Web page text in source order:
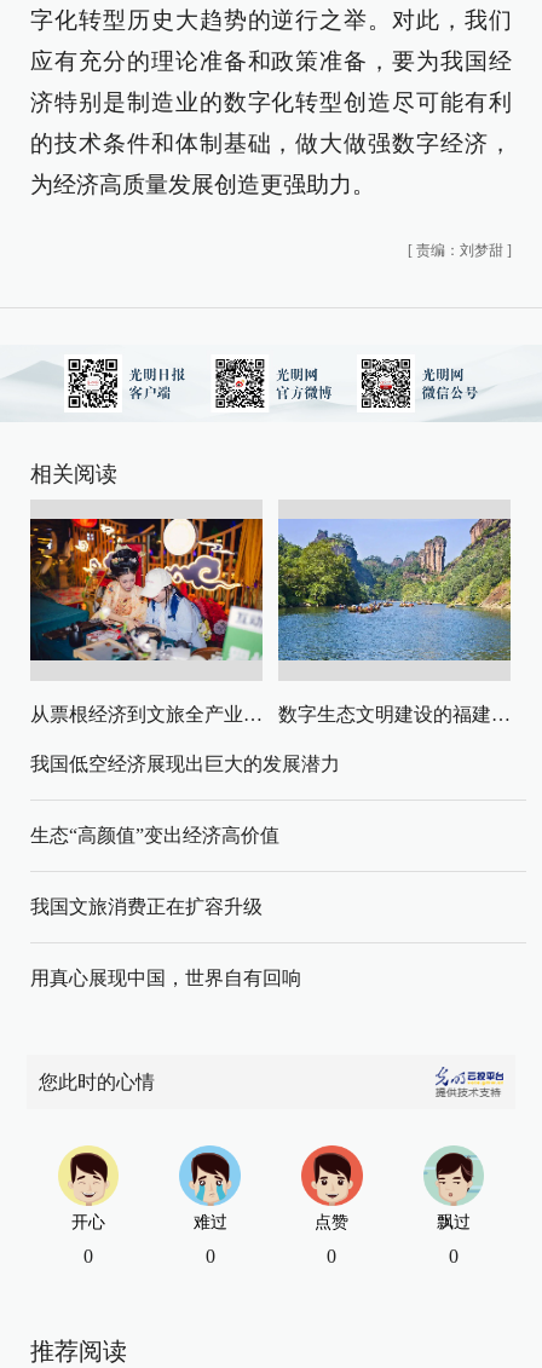
字化转型历史大趋势的逆行之举。对此，我们
应有充分的理论准备和政策准备，要为我国经
济特别是制造业的数字化转型创造尽可能有利
的技术条件和体制基础，做大做强数字经济，
为经济高质量发展创造更强助力。
[ 责编：刘梦甜 ]
相关阅读
从票根经济到文旅全产业链升级 数字生态文明建设的福建路径与启示
我国低空经济展现出巨大的发展潜力
生态“高颜值”变出经济高价值
我国文旅消费正在扩容升级
用真心展现中国，世界自有回响
您此时的心情
开心
0
难过
0
点赞
0
飘过
0
推荐阅读